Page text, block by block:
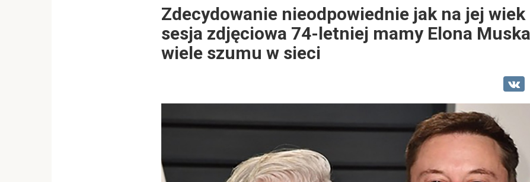
Zdecydowanie nieodpowiednie jak na jej wiek
sesja zdjęciowa 74-letniej mamy Elona Muska
wiele szumu w sieci